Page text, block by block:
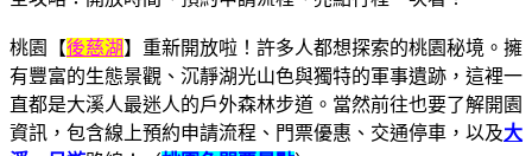
桃園【後慈湖】重新開放啦！許多人都想探索的桃園秘境。擁
有豐富的生態景觀、沉靜湖光山色與獨特的軍事遺跡，這裡一
直都是大溪人最迷人的戶外森林步道。當然前往也要了解開園
資訊，包含線上預約申請流程、門票優惠、交通停車，以及大